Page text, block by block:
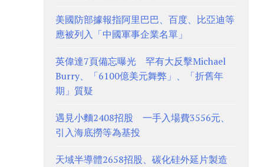
美國防部據報指阿里巴巴、百度、比亞迪等
應被列入「中國軍事企業名單」
英偉達7頁備忘曝光 罕有大反擊Michael
Burry、「6100億美元舞弊」、「折舊年
期」質疑
遇見小麵2408招股 一手入場費3556元、
引入海底撈等為基投
天域半導體2658招股、碳化硅外延片製造